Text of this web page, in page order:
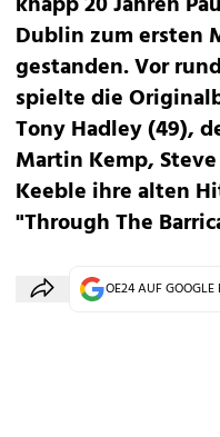
Dublin zum ersten
gestanden. Vor
spielte die
Tony Hadley (49),
Martin Kemp,
Keeble ihre alten
"Through The
OE24 AUF